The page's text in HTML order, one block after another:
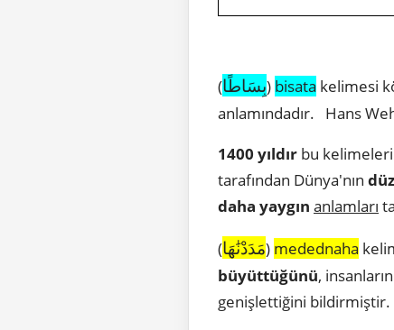
(بِسَاطًا) bisata kelimesi
anlamındadır. Hans
1400 yıldır bu
tarafından Dünya'nın düz
daha yaygın anlamları
(مَدَدْنَٰهَا) medednaha
büyüttüğünü,
genişlettiğini bildirmiştir.